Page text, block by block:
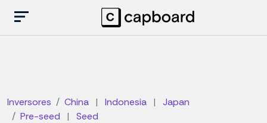
Inversores China | Indonesia |
Japan
Pre-seed
|
Seed